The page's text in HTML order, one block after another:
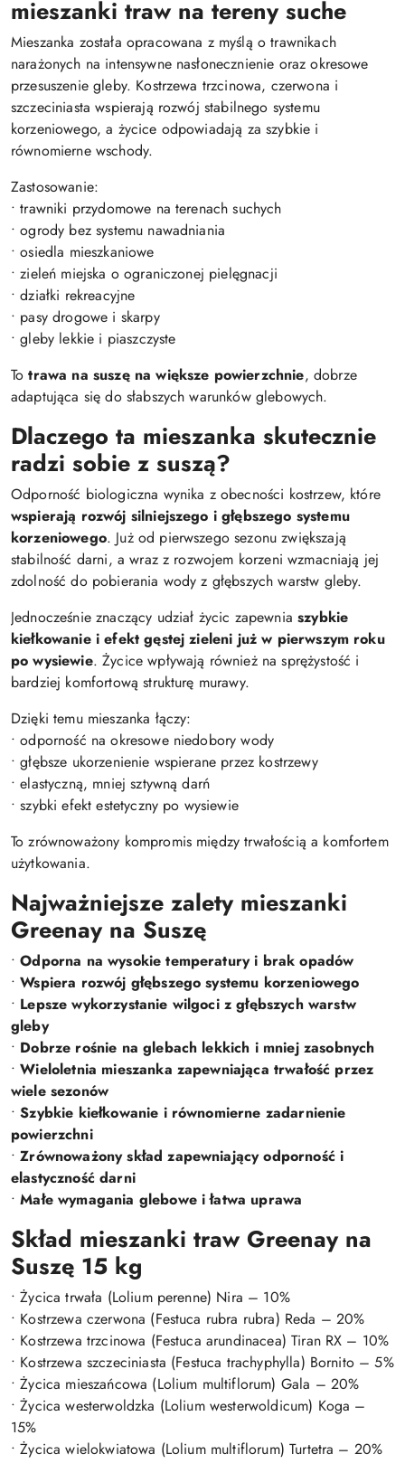
mieszanki traw na tereny suche
Mieszanka została opracowana z myślą o trawnikach
narażonych na intensywne nasłonecznienie oraz okresowe
przesuszenie gleby. Kostrzewa trzcinowa, czerwona i
szczeciniasta wspierają rozwój stabilnego systemu
korzeniowego, a życice odpowiadają za szybkie i
równomierne wschody.
Zastosowanie:
• trawniki przydomowe na terenach suchych
• ogrody bez systemu nawadniania
• osiedla mieszkaniowe
• zieleń miejska o ograniczonej pielęgnacji
• działki rekreacyjne
• pasy drogowe i skarpy
• gleby lekkie i piaszczyste
Totrawa na suszę na większe powierzchnie, dobrze
adaptująca się do słabszych warunków glebowych.
Dlaczego ta mieszanka skutecznie
radzi sobie z suszą?
Odporność biologiczna wynika z obecności kostrzew, które
wspierają rozwój silniejszego i głębszego systemu
korzeniowego. Już od pierwszego sezonu zwiększają
stabilność darni, a wraz z rozwojem korzeni wzmacniają jej
zdolność do pobierania wody z głębszych warstw gleby.
Jednocześnie znaczący udział życic zapewniaszybkie
kiełkowanie i efekt gęstej zieleni już w pierwszym roku
po wysiewie. Życice wpływają również na sprężystość i
bardziej komfortową strukturę murawy.
Dzięki temu mieszanka łączy:
• odporność na okresowe niedobory wody
• głębsze ukorzenienie wspierane przez kostrzewy
• elastyczną, mniej sztywną darń
• szybki efekt estetyczny po wysiewie
To zrównoważony kompromis między trwałością a komfortem
użytkowania.
Najważniejsze zalety mieszanki
Greenay na Suszę
•Odporna na wysokie temperatury i brak opadów
•Wspiera rozwój głębszego systemu korzeniowego
• Lepsze wykorzystanie wilgoci z głębszych warstw
gleby
• Dobrze rośnie na glebach lekkich i mniej zasobnych
•Wieloletnia mieszanka zapewniająca trwałość przez
wiele sezonów
•Szybkie kiełkowanie i równomierne zadarnienie
powierzchni
•Zrównoważony skład zapewniający odporność i
elastyczność darni
•Małe wymagania glebowe i łatwa uprawa
Skład mieszanki traw Greenay na
Suszę 15 kg
• Życica trwała (Lolium perenne) Nira – 10%
• Kostrzewa czerwona (Festuca rubra rubra) Reda – 20%
• Kostrzewa trzcinowa (Festuca arundinacea) Tiran RX – 10%
• Kostrzewa szczeciniasta (Festuca trachyphylla) Bornito – 5%
• Życica mieszańcowa (Lolium multiflorum) Gala – 20%
• Życica westerwoldzka (Lolium westerwoldicum) Koga –
15%
• Życica wielokwiatowa (Lolium multiflorum) Turtetra – 20%